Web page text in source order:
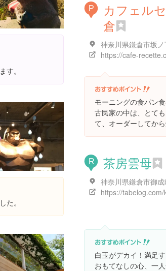
す。
P
カフェル
倉
神奈川県鎌倉市坂ノ
https://cafe-
モーニングの食パン
古民家の中は、とて
て、オーダーしてか
た。
R 茶房雲母
神奈川県鎌倉市御成
白玉がデカイ！満足
おもてなしの心、一人